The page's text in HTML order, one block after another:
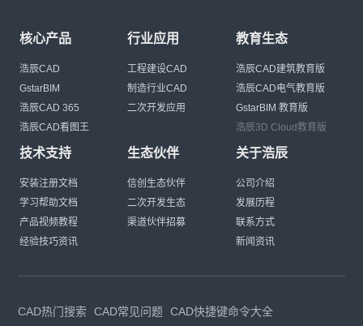
核心产品
浩辰CAD
GstarBIM
浩辰CAD 365
浩辰CAD看图王
行业应用
工程建设CAD
制造行业CAD
二次开发应用
教育生态
浩辰CAD建筑教育版
浩辰CAD电气教育版
GstarBIM 教育版
浩辰3D Cloud教育版
技术支持
安装注册文档
学习帮助文档
产品视频教程
经验技巧资讯
生态伙伴
信创生态伙伴
二次开发生态
渠道伙伴招募
关于浩辰
公司介绍
发展历程
联系方式
新闻资讯
CAD热门搜索 CAD常见问题 CAD快捷键命令大全